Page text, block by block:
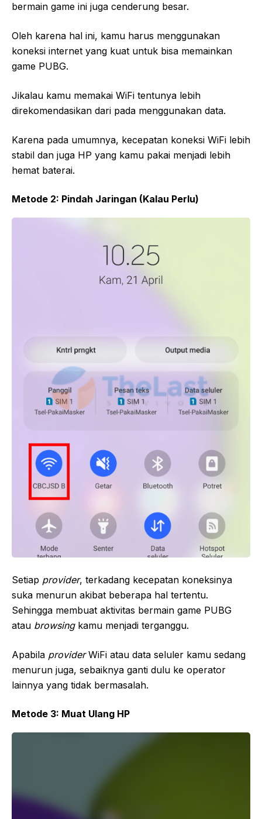
bermain game ini juga cenderung besar.
Oleh karena hal ini, kamu harus menggunakan
koneksi internet yang kuat untuk bisa memainkan
game PUBG.
Jikalau kamu memakai WiFi tentunya lebih
direkomendasikan dari pada menggunakan data.
Karena pada umumnya, kecepatan koneksi WiFi lebih
stabil dan juga HP yang kamu pakai menjadi lebih
hemat baterai.
Metode 2: Pindah Jaringan (Kalau Perlu)
Setiap provider, terkadang kecepatan koneksinya
suka menurun akibat beberapa hal tertentu.
Sehingga membuat aktivitas bermain game PUBG
atau browsing kamu menjadi terganggu.
Apabila providerWiFi atau data seluler kamu sedang
menurun juga, sebaiknya ganti dulu ke operator
lainnya yang tidak bermasalah.
Metode 3: Muat Ulang HP